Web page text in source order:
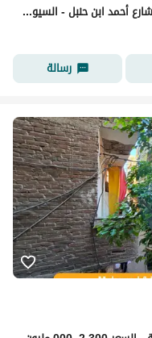
شقة ١٥٠ م للبيع - ٣ غرف - تشطيب ممتاز - شارع أحمد ابن حنبل - السيوف
رسالة